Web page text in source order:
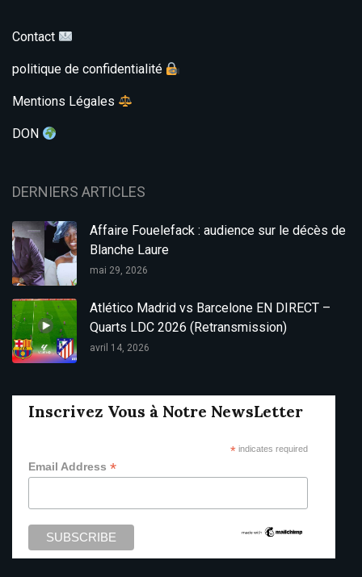
Contact
politique de confidentialité
Mentions Légales
DON
DERNIERS ARTICLES
Affaire Fouelefack : audience sur le décès de
Blanche Laure
mai 29, 2026
Atlético Madrid vs Barcelone EN DIRECT –
Quarts LDC 2026 (Retransmission)
avril 14, 2026
Inscrivez Vous à Notre NewsLetter
*indicates required
Email Address *